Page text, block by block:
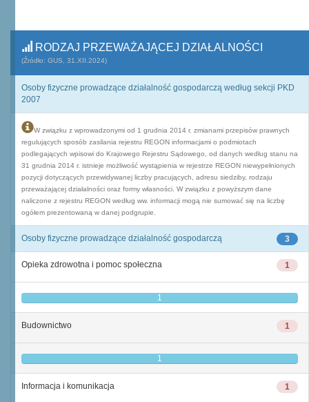
RODZAJ PRZEWAŻAJĄCEJ DZIAŁALNOŚCI
(Źródło: GUS, 31.XII.2024)
Osoby fizyczne prowadzące działalność gospodarczą według sekcji PKD
2007
W związku z wprowadzonymi od 1 grudnia 2014 r. zmianami przepisów prawnych
regulujących sposób zasilania rejestru REGON informacjami o podmiotach
podlegających wpisowi do Krajowego Rejestru Sądowego, od danych według stanu na
31 grudnia 2014 r. istnieje możliwość wystąpienia w rejestrze REGON niewypełnionych
pozycji dotyczących przewidywanej liczby pracujących, adresu siedziby, rodzaju
przeważającej działalności oraz formy własności. W związku z powyższym dane
naliczone z rejestru REGON według ww. informacji mogą nie sumować się na liczbę
ogółem prezentowaną w danej podgrupie.
3
Osoby fizyczne prowadzące działalność gospodarczą
1
Opieka zdrowotna i pomoc społeczna
1
1
Budownictwo
1
1
Informacja i komunikacja